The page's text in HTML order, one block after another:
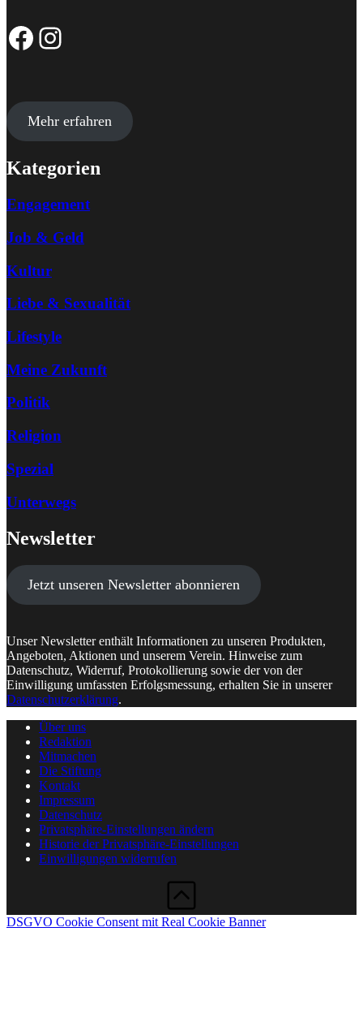
Facebook-SeiteInstagram-Profil
Mehr erfahren
Kategorien
Engagement
Job & Geld
Kultur
Liebe & Sexualität
Lifestyle
Meine Zukunft
Politik
Religion
Spezial
Unterwegs
Newsletter
Jetzt unseren Newsletter abonnieren
Unser Newsletter enthält Informationen zu unseren Produkten,
Angeboten, Aktionen und unserem Verein. Hinweise zum
Datenschutz, Widerruf, Protokollierung sowie der von der
Einwilligung umfassten Erfolgsmessung, erhalten Sie in unserer
Datenschutzerklärung.
Über uns
Redaktion
Mitmachen
Die Stiftung
Kontakt
Impressum
Datenschutz
Privatsphäre-Einstellungen ändern
Historie der Privatsphäre-Einstellungen
Einwilligungen widerrufen
DSGVO Cookie Consent mit Real Cookie Banner